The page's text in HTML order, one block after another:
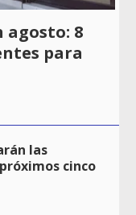
agosto: 8
para
las
cinco